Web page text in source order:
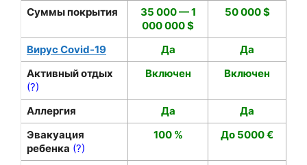
Суммы покрытия
35 000 — 1
000 000 $
50 000 $
Вирус Covid-19 Да
Да
Активный отдых
(?)
Включен Включен
Аллергия Да
Да
Эвакуация
ребенка (?)
100 % До 5000 €